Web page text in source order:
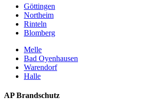
Göttingen
Northeim
Rinteln
Blomberg
Melle
Bad Oyenhausen
Warendorf
Halle
AP Brandschutz